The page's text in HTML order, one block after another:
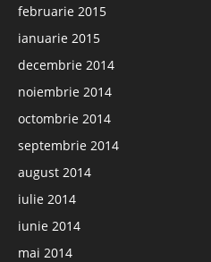
februarie 2015
ianuarie 2015
decembrie 2014
noiembrie 2014
octombrie 2014
septembrie 2014
august 2014
iulie 2014
iunie 2014
mai 2014